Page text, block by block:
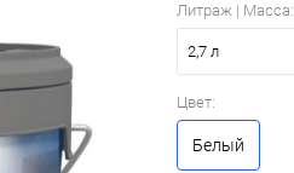
Литраж | Масса:
2,7 л
Цвет:
Белый